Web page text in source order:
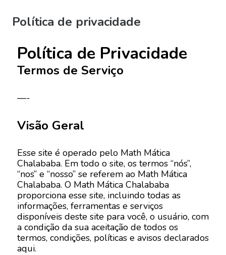
Sobre mim
Contato
Política de privacidade
Política de Privacidade
Termos de Serviço
—-
Visão Geral
Esse site é operado pelo Math Mática
Chalababa. Em todo o site, os termos “nós”,
“nos” e “nosso” se referem ao Math Mática
Chalababa. O Math Mática Chalababa
proporciona esse site, incluindo todas as
informações, ferramentas e serviços
disponíveis deste site para você, o usuário, com
a condição da sua aceitação de todos os
termos, condições, políticas e avisos declarados
aqui.